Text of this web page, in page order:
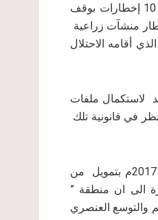
سلفيت، حيث استهدف الاحتلال الإسرائيلي منطقة ” سريسيا” الواقعة غرب بلدة الزاوية بـ 10 إخطارات بوقف
وبالإضافة إلى إخطار منشآت زراعية
أقامه الاحتلال
حزيران المقبل كموعد لاستكمال ملفات
في قانونية تلك
يذكر أن الآبار العشرة المستهدفة تم تنفيذها من خلال الاغاثة الزراعية الفلسطينية في العام 2017م بتمويل من
الى ان منطقة ”
والتوسع العنصري